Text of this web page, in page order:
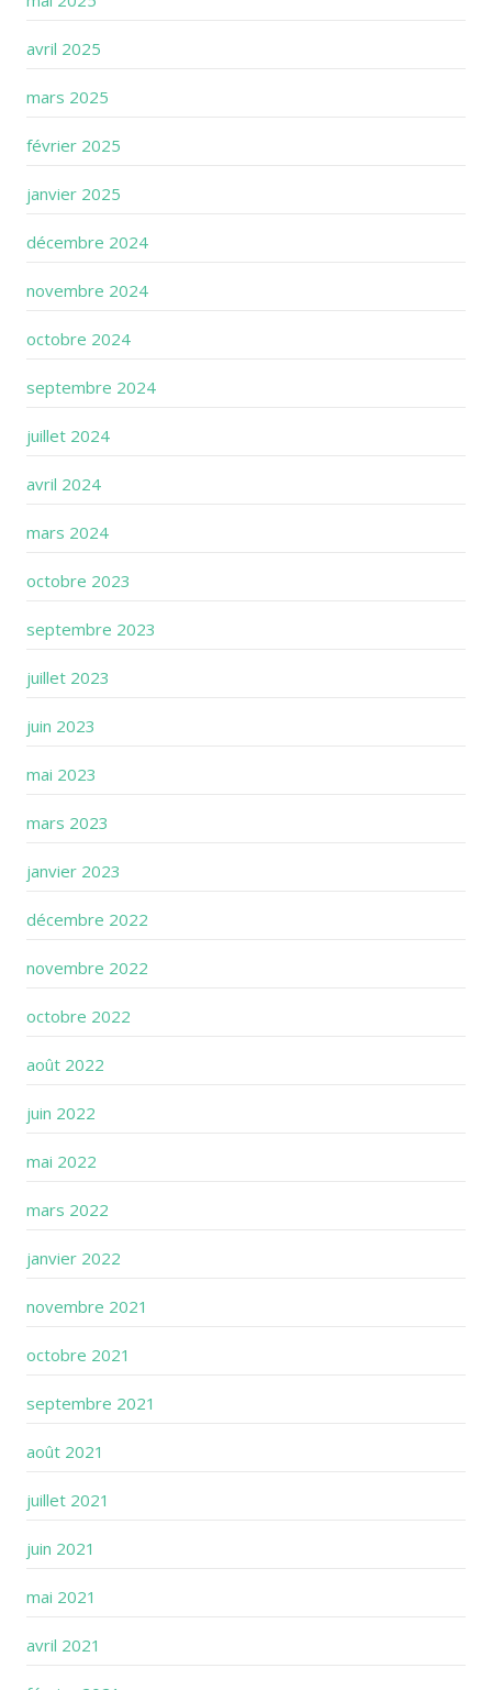
avril 2025
mars 2025
février 2025
janvier 2025
décembre 2024
novembre 2024
octobre 2024
septembre 2024
juillet 2024
avril 2024
mars 2024
octobre 2023
septembre 2023
juillet 2023
juin 2023
mai 2023
mars 2023
janvier 2023
décembre 2022
novembre 2022
octobre 2022
août 2022
juin 2022
mai 2022
mars 2022
janvier 2022
novembre 2021
octobre 2021
septembre 2021
août 2021
juillet 2021
juin 2021
mai 2021
avril 2021